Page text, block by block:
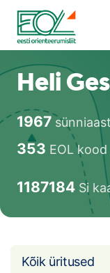
Liigu
sisu
juurde
Uudised
Orienteerujale
Eesti
Heli
1967
353 EOL kood
1187184 Si
Kõik üritused